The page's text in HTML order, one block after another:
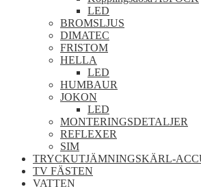
LED
BROMSLJUS
DIMATEC
FRISTOM
HELLA
LED
HUMBAUR
JOKON
LED
MONTERINGSDETALJER
REFLEXER
SIM
TRYCKUTJÄMNINGSKÄRL-
TV FÄSTEN
VATTEN